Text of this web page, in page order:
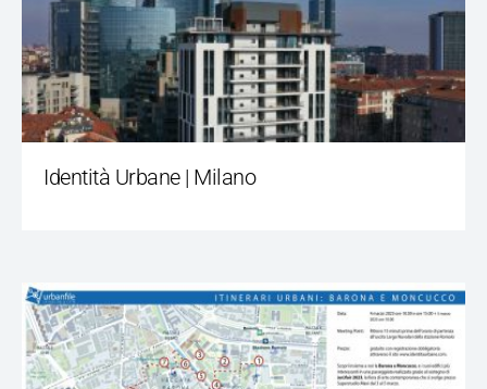
Identità Urbane | Milano